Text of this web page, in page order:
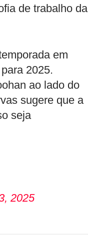
de trabalho da
em
2025.
ao lado do
sugere que a
seja
2025